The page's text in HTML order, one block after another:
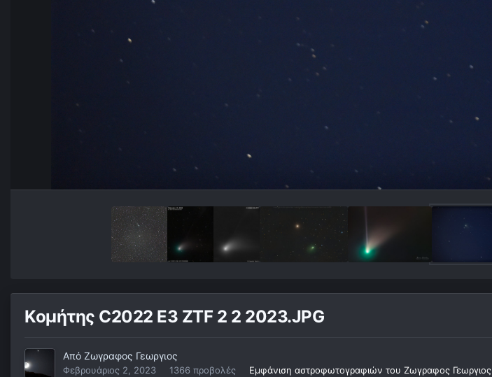
Κομήτης C2022 E3 ZTF 2 2 2023.JPG
Από Ζωγραφος Γεωργιος
Φεβρουάριος 2, 2023 1366 προβολές Εμφάνιση αστροφωτογραφιών του Ζωγραφος Γεωργιος